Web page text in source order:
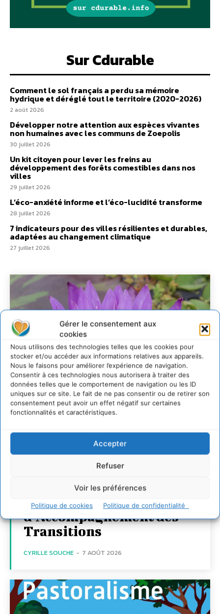
Gérer le consentement aux
cookies
Nous utilisons des technologies telles que les cookies pour
stocker et/ou accéder aux informations relatives aux appareils.
Nous le faisons pour améliorer l’expérience de navigation.
Consentir à ces technologies nous autorisera à traiter des
données telles que le comportement de navigation ou les ID
uniques sur ce site. Le fait de ne pas consentir ou de retirer son
consentement peut avoir un effet négatif sur certaines
fonctionnalités et caractéristiques.
Accepter
Refuser
Voir les préférences
Politique de cookies Politique de confidentialité
Sur Cdurable
Comment le sol français a perdu sa mémoire
hydrique et déréglé tout le territoire (2020-2026)
2 août 2026
Développer notre attention aux espèces vivantes
non humaines avec les communs de Zoepolis
30 juillet 2026
Un kit citoyen pour lever les freins au
développement des forêts comestibles dans nos
villes
29 juillet 2026
L’éco-anxiété informe et l’éco-lucidité transforme
28 juillet 2026
7 indicateurs pour des villes résilientes et durables,
adaptées au changement climatique
27 juillet 2026
Transformer les
territoires par le
dialogue et la
coopération avec un
Commun
d’Accompagnement des
Transitions
CYRILLE SOUCHE - 7 AOÛT 2026